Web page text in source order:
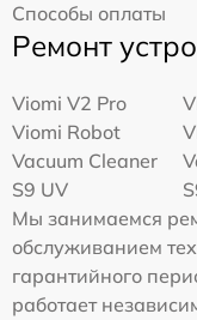
Способы оплаты
Ремонт
Viomi V2 Pro
Viomi Robot
Vacuum Cleaner
S9 UV
Мы занимаемся
обслуживанием
гарантийного
работает